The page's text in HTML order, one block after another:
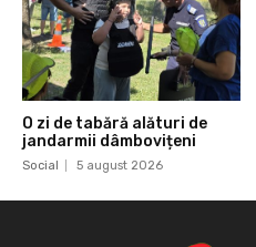
O zi de tabără alături de
jandarmii dâmbovițeni
Social 5 august 2026